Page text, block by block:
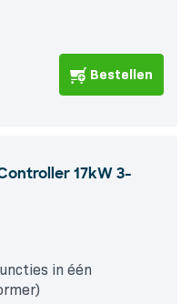
Bestellen
17kW 3-
in één